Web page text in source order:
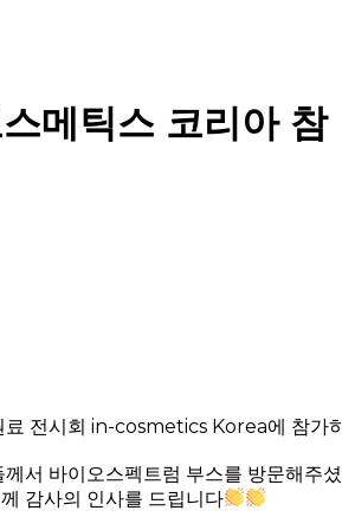
메틱스 코리아 참
료 전시회 in-cosmetics Korea에 참가
서 바이오스펙트럼 부스를 방문해주
감사의 인사를 드립니다